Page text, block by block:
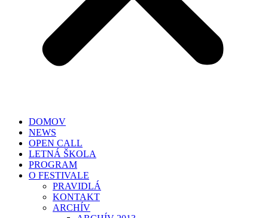
DOMOV
NEWS
OPEN CALL
LETNÁ ŠKOLA
PROGRAM
O FESTIVALE
PRAVIDLÁ
KONTAKT
ARCHÍV